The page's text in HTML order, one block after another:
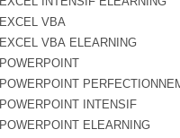
EXCEL VBA
EXCEL VBA ELEARNING
POWERPOINT
POWERPOINT
POWERPOINT INTENSIF
POWERPOINT ELEARNING